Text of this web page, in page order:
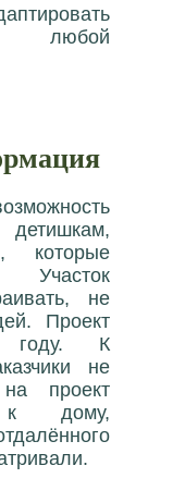
любой
которые
Участок
не
Проект
году. К
не
проект
к дому,